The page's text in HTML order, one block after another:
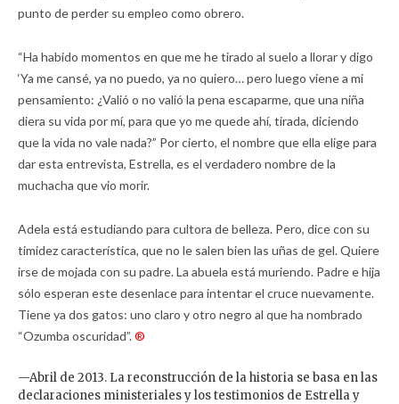
punto de perder su empleo como obrero.
“Ha habido momentos en que me he tirado al suelo a llorar y digo
‘Ya me cansé, ya no puedo, ya no quiero… pero luego viene a mi
pensamiento: ¿Valió o no valió la pena escaparme, que una niña
diera su vida por mí, para que yo me quede ahí, tirada, diciendo
que la vida no vale nada?” Por cierto, el nombre que ella elige para
dar esta entrevista, Estrella, es el verdadero nombre de la
muchacha que vio morir.
Adela está estudiando para cultora de belleza. Pero, dice con su
timidez característica, que no le salen bien las uñas de gel. Quiere
irse de mojada con su padre. La abuela está muriendo. Padre e hija
sólo esperan este desenlace para intentar el cruce nuevamente.
Tiene ya dos gatos: uno claro y otro negro al que ha nombrado
“Ozumba oscuridad”.®
—Abril de 2013. La reconstrucción de la historia se basa en las
declaraciones ministeriales y los testimonios de Estrella y